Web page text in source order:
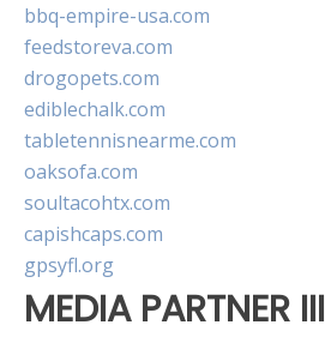
bbq-empire-usa.com
feedstoreva.com
drogopets.com
ediblechalk.com
tabletennisnearme.com
oaksofa.com
soultacohtx.com
capishcaps.com
gpsyfl.org
MEDIA PARTNER III